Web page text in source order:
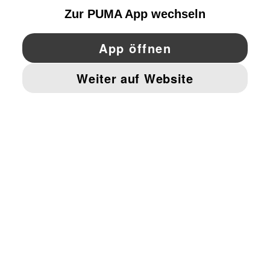
YouTube Pinterest
IMPRESSUM UND RECHTLICHE HINWEISE